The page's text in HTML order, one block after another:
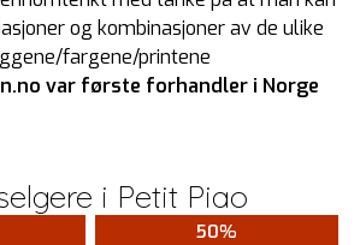
og kombinasjoner av de ulike
fargene/printene
var første forhandler i Norge
i Petit Piao
50%